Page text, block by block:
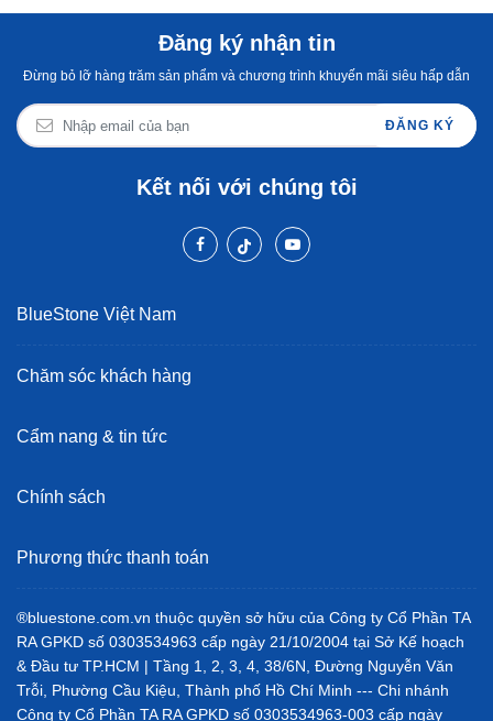
Đăng ký nhận tin
Đừng bỏ lỡ hàng trăm sản phẩm và chương trình khuyến mãi siêu hấp dẫn
ĐĂNG KÝ
Kết nối với chúng tôi
BlueStone Việt Nam
Chăm sóc khách hàng
Cẩm nang & tin tức
Chính sách
Phương thức thanh toán
®bluestone.com.vn thuộc quyền sở hữu của Công ty Cổ Phần TA
RA GPKD số 0303534963 cấp ngày 21/10/2004 tại Sở Kế hoạch
& Đầu tư TP.HCM | Tầng 1, 2, 3, 4, 38/6N, Đường Nguyễn Văn
Trỗi, Phường Cầu Kiệu, Thành phố Hồ Chí Minh --- Chi nhánh
Công ty Cổ Phần TA RA GPKD số 0303534963-003 cấp ngày